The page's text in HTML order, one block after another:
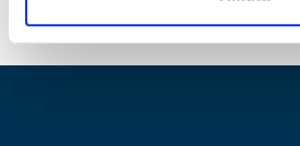
Data ultima modifica:25/09/2023